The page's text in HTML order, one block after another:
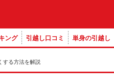
ング 引越し口コミ 単身の引越し
する方法を解説